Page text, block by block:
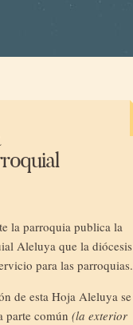
la parroquia publica la
Aleluya que la diócesis
para las parroquias.
de esta Hoja Aleluya se
parte común (la exterior